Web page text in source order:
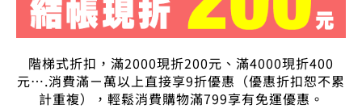
階梯式折扣，滿2000現折200元、滿4000現折400
元….消費滿ㄧ萬以上直接享9折優惠（優惠折扣恕不累
計重複），輕鬆消費購物滿799享有免運優惠。